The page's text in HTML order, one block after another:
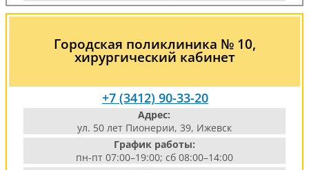
Городская поликлиника № 10,
хирургический кабинет
+7 (3412) 90-33-20
Адрес:
ул. 50 лет Пионерии, 39, Ижевск
График работы:
пн-пт 07:00–19:00; сб 08:00–14:00